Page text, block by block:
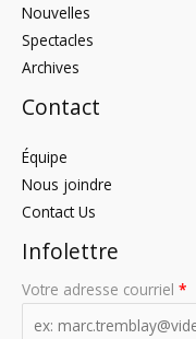
Nouvelles
Spectacles
Archives
Contact
Équipe
Nous joindre
Contact Us
Infolettre
Votre adresse courriel *